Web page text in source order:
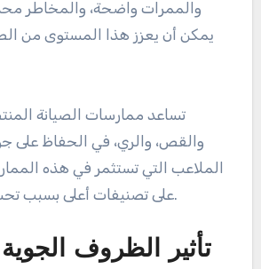
والممرات واضحة، والمخاطر
يمكن أن يعزز هذا المستوى من
تساعد ممارسات الصيانة
والقص، والري، في الحفاظ على
الملاعب التي تستثمر في هذه
على تصنيفات أعلى بسبب تحسين ظروف اللعب.
تأثير الظروف